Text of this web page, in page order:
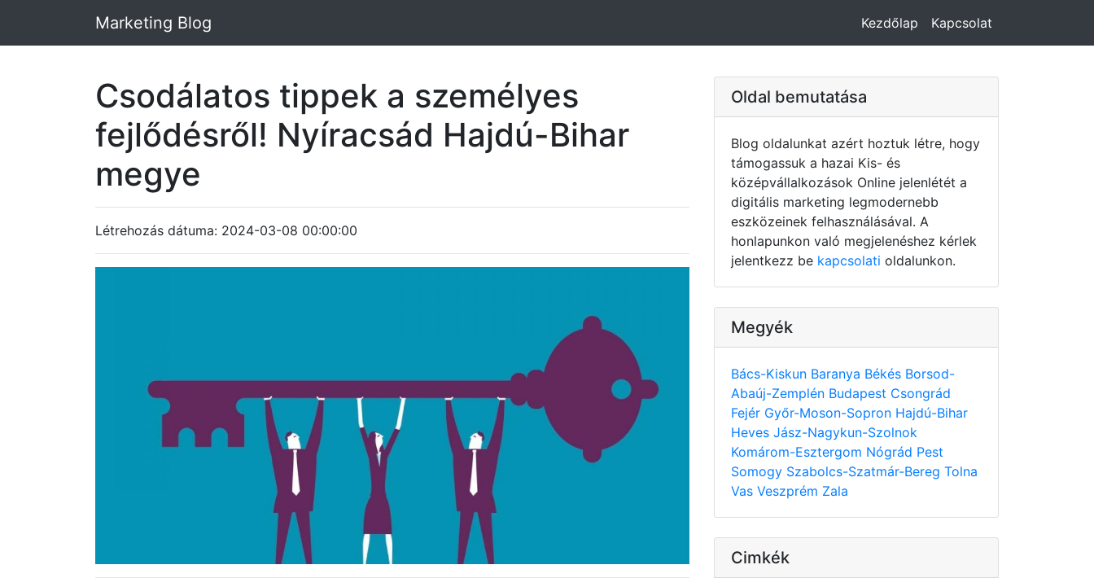
Marketing Blog Kezdőlap Kapcsolat
Csodálatos tippek a személyes
fejlődésről! Nyíracsád Hajdú-Bihar
megye
Létrehozás dátuma: 2024-03-08 00:00:00
Oldal bemutatása
Blog oldalunkat azért hoztuk létre, hogy
támogassuk a hazai Kis- és
középvállalkozások Online jelenlétét a
digitális marketing legmodernebb
eszközeinek felhasználásával. A
honlapunkon való megjelenéshez kérlek
jelentkezz be kapcsolati oldalunkon.
Megyék
Bács-Kiskun Baranya Békés Borsod-
Abaúj-Zemplén Budapest Csongrád
Fejér Győr-Moson-Sopron Hajdú-Bihar
Heves Jász-Nagykun-Szolnok
Komárom-Esztergom Nógrád Pest
Somogy Szabolcs-Szatmár-Bereg Tolna
Vas Veszprém Zala
Cimkék